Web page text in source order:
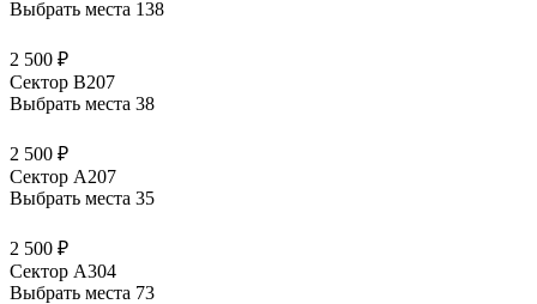
Выбрать места 138
2 500 ₽
Сектор В207
Выбрать места 38
2 500 ₽
Сектор А207
Выбрать места 35
2 500 ₽
Сектор А304
Выбрать места 73